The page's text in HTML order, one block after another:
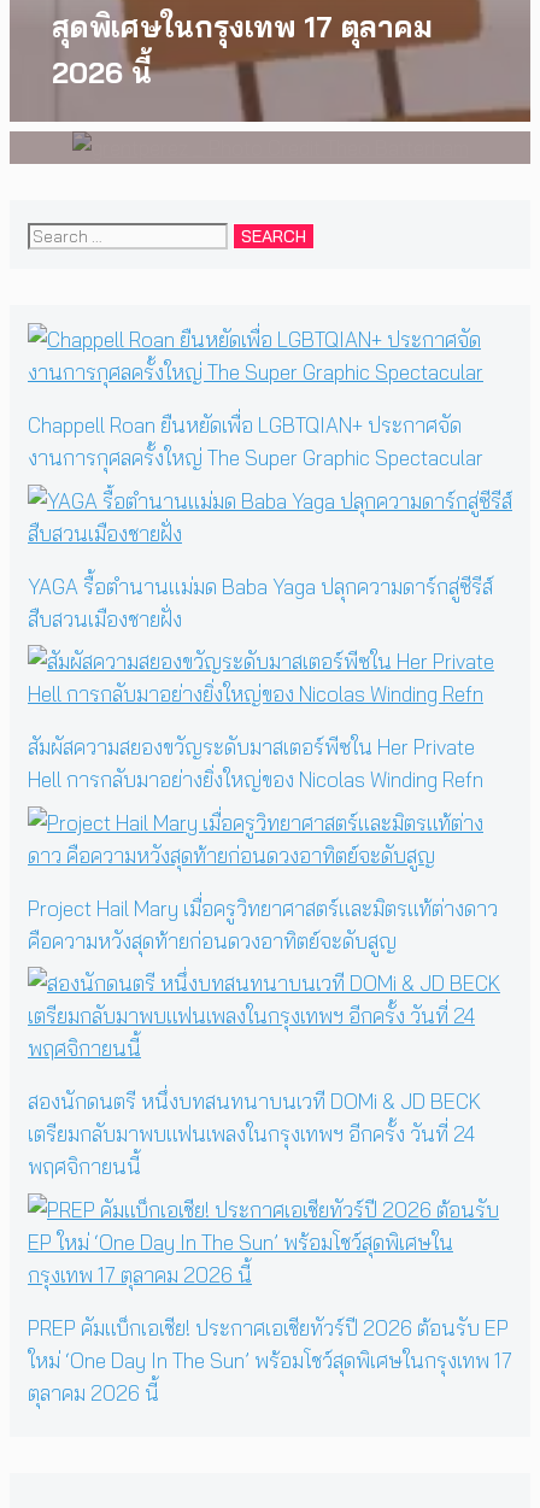
สุดพิเศษในกรุงเทพ 17 ตุลาคม
2026 นี้
grentperez จากเด็กอายุ 12 ปีที่
ร้องเพลงในห้องนอน สู่การแสดง
คอนเสิร์ตต่อหน้าคนนับหมื่น
Search
Chappell Roan ยืนหยัดเพื่อ LGBTQIAN+ ประกาศจัด
งานการกุศลครั้งใหญ่ The Super Graphic Spectacular
YAGA รื้อตำนานแม่มด Baba Yaga ปลุกความดาร์กสู่ซีรีส์
สืบสวนเมืองชายฝั่ง
สัมผัสความสยองขวัญระดับมาสเตอร์พีซใน Her Private
Hell การกลับมาอย่างยิ่งใหญ่ของ Nicolas Winding Refn
Project Hail Mary เมื่อครูวิทยาศาสตร์และมิตรแท้ต่างดาว
คือความหวังสุดท้ายก่อนดวงอาทิตย์จะดับสูญ
สองนักดนตรี หนึ่งบทสนทนาบนเวที DOMi & JD BECK
เตรียมกลับมาพบแฟนเพลงในกรุงเทพฯ อีกครั้ง วันที่ 24
พฤศจิกายนนี้
PREP คัมแบ็กเอเชีย! ประกาศเอเชียทัวร์ปี 2026 ต้อนรับ EP
ใหม่ ‘One Day In The Sun’ พร้อมโชว์สุดพิเศษในกรุงเทพ 17
ตุลาคม 2026 นี้